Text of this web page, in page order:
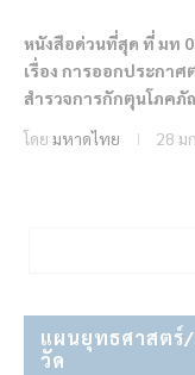
หนังสือด่วนที่สุด ที่ มท
เรื่อง การออกประกา
สำรวจการกักตุนโภค
โดย มหาดไทย 28 ม
แผนยุทธศาสต
วัด